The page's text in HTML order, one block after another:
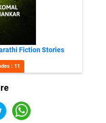
Fiction Stories
: 11